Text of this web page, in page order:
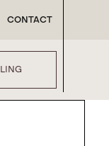
CONTACT